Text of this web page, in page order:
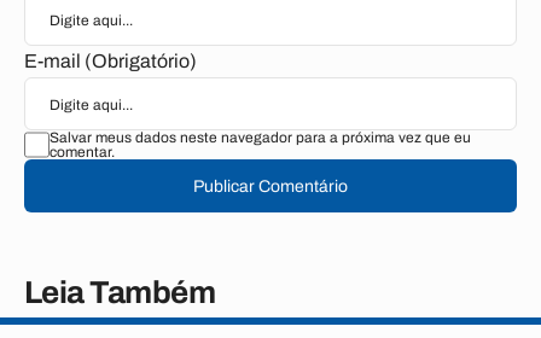
E-mail (Obrigatório)
Salvar meus dados neste navegador para a próxima vez que eu
comentar.
Publicar Comentário
Leia Também